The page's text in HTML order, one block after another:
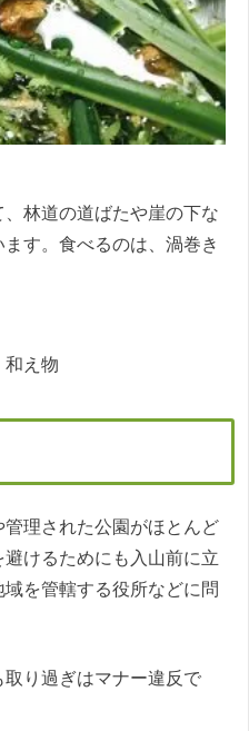
林道の道ばたや崖の下な
す。食べるのは、渦巻き
和え物
理された公園がほとんど
けるためにも入山前に立
を管轄する役所などに問
り過ぎはマナー違反で